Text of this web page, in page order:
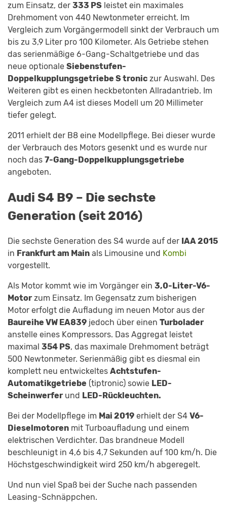
zum Einsatz, der 333 PS leistet ein maximales
Drehmoment von 440 Newtonmeter erreicht. Im
Vergleich zum Vorgängermodell sinkt der Verbrauch um
bis zu 3,9 Liter pro 100 Kilometer. Als Getriebe stehen
das serienmäßige 6-Gang-Schaltgetriebe und das
neue optionale Siebenstufen-
Doppelkupplungsgetriebe S tronic zur Auswahl. Des
Weiteren gibt es einen heckbetonten Allradantrieb. Im
Vergleich zum A4 ist dieses Modell um 20 Millimeter
tiefer gelegt.
2011 erhielt der B8 eine Modellpflege. Bei dieser wurde
der Verbrauch des Motors gesenkt und es wurde nur
noch das 7-Gang-Doppelkupplungsgetriebe
angeboten.
Audi S4 B9 – Die sechste
Generation (seit 2016)
Die sechste Generation des S4 wurde auf der IAA 2015
in Frankfurt am Main als Limousine und Kombi
vorgestellt.
Als Motor kommt wie im Vorgänger ein 3,0-Liter-V6-
Motorzum Einsatz. Im Gegensatz zum bisherigen
Motor erfolgt die Aufladung im neuen Motor aus der
Baureihe VW EA839 jedoch über einen Turbolader
anstelle eines Kompressors. Das Aggregat leistet
maximal 354 PS, das maximale Drehmoment beträgt
500 Newtonmeter. Serienmäßig gibt es diesmal ein
komplett neu entwickeltes Achtstufen-
Automatikgetriebe (tiptronic) sowie LED-
Scheinwerferund LED-Rückleuchten.
Bei der Modellpflege im Mai 2019 erhielt der S4 V6-
Dieselmotoren mit Turboaufladung und einem
elektrischen Verdichter. Das brandneue Modell
beschleunigt in 4,6 bis 4,7 Sekunden auf 100 km/h. Die
Höchstgeschwindigkeit wird 250 km/h abgeregelt.
Und nun viel Spaß bei der Suche nach passenden
Leasing-Schnäppchen.